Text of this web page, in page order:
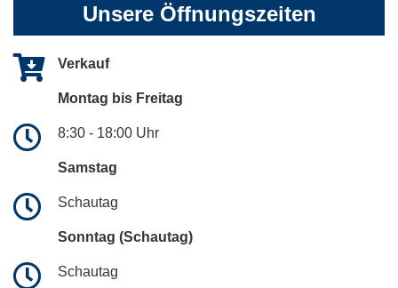
Unsere Öffnungszeiten
Verkauf
Montag bis Freitag
8:30 - 18:00 Uhr
Samstag
Schautag
Sonntag (Schautag)
Schautag